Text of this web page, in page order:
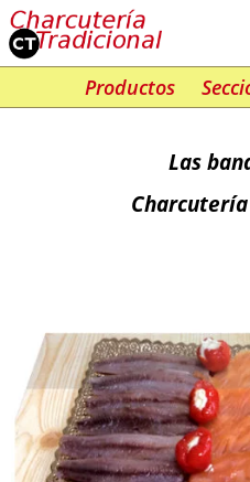
Productos
Las